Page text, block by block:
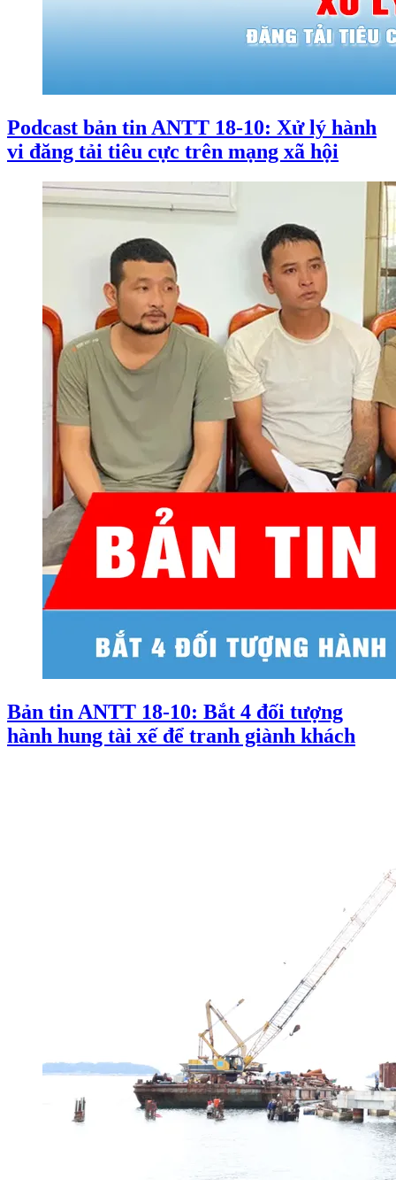
Podcast bản tin ANTT 18-10: Xử lý hành
vi đăng tải tiêu cực trên mạng xã hội
Bản tin ANTT 18-10: Bắt 4 đối tượng
hành hung tài xế để tranh giành khách